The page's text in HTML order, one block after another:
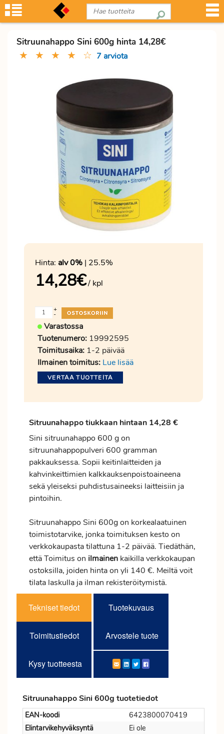
Sitruunahappo Sini 600g hinta 14,28€
★ ★ ★ ★ ☆ 7 arviota
Hinta: alv 0% | 25.5%
14,28€/ kpl
-
+
Varastossa
Tuotenumero: 19992595
Toimitusaika: 1-2 päivää
Ilmainen toimitus: Lue lisää
VERTAA TUOTTEITA
Sitruunahappo tiukkaan hintaan 14,28 €
Sini sitruunahappo 600 g on
sitruunahappopulveri 600 gramman
pakkauksessa. Sopii keitinlaitteiden ja
kahvinkeittimien kalkkauksenpoistoaineena
sekä yleiseksi puhdistusaineeksi laitteisiin ja
pintoihin.
Sitruunahappo Sini 600g on korkealaatuinen
toimistotarvike, jonka toimituksen kesto on
verkkokaupasta tilattuna 1-2 päivää. Tiedäthän,
että Toimitus on ilmainen kaikilla verkkokaupan
ostoksilla, joiden hinta on yli 140 €. Meiltä voit
tilata laskulla ja ilman rekisteröitymistä.
Tekniset tiedot Tuotekuvaus
Toimitustiedot Arvostele tuote
Kysy tuotteesta
Sitruunahappo Sini 600g tuotetiedot
EAN-koodi
6423800070419
Elintarvikehyväksyntä
Ei ole